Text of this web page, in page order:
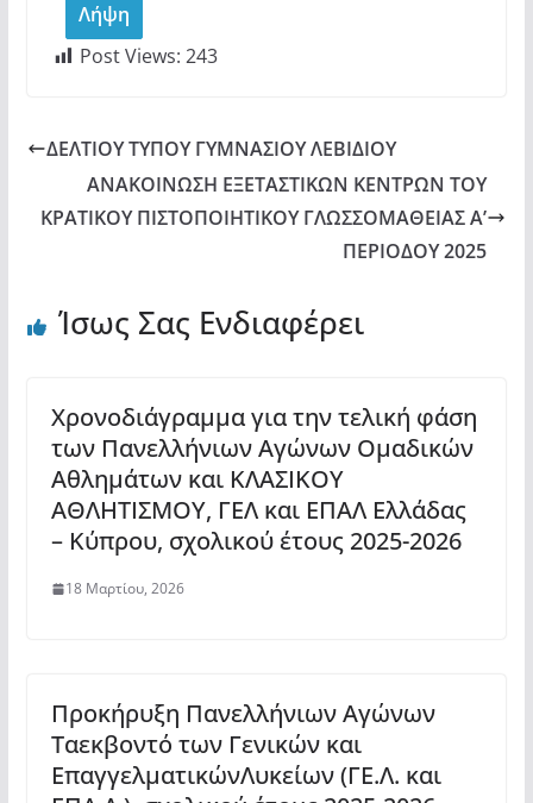
Λήψη
Post Views: 243
ΔΕΛΤΙΟΥ ΤΥΠΟΥ ΓΥΜΝΑΣΙΟΥ ΛΕΒΙΔΙΟΥ
ΑΝΑΚΟΙΝΩΣΗ ΕΞΕΤΑΣΤΙΚΩΝ ΚΕΝΤΡΩΝ ΤΟΥ
ΚΡΑΤΙΚΟΥ ΠΙΣΤΟΠΟΙΗΤΙΚΟΥ ΓΛΩΣΣΟΜΑΘΕΙΑΣ Α’
ΠΕΡΙΟΔΟΥ 2025
Ίσως Σας Ενδιαφέρει
Χρονοδιάγραμμα για την τελική φάση
των Πανελλήνιων Αγώνων Ομαδικών
Αθλημάτων και ΚΛΑΣΙΚΟΥ
ΑΘΛΗΤΙΣΜΟΥ, ΓΕΛ και ΕΠΑΛ Ελλάδας
– Κύπρου, σχολικού έτους 2025-2026
18 Μαρτίου, 2026
Προκήρυξη Πανελλήνιων Αγώνων
Ταεκβοντό των Γενικών και
ΕπαγγελματικώνΛυκείων (ΓΕ.Λ. και